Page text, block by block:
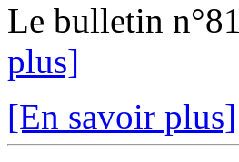
Le bulletin
plus]
[En savoir plus]